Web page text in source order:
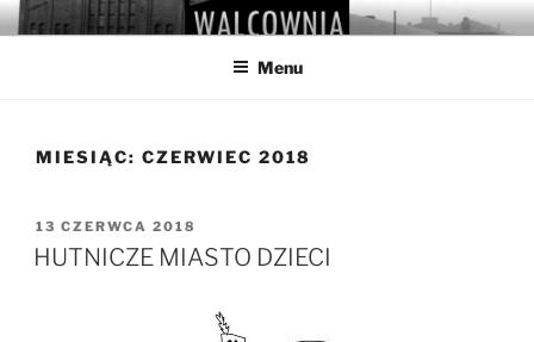
Przejdź
do
WALCOWNIA
Muzeum Hutnictwa Cynku
Menu
MIESIĄC: CZERWIEC 2018
OPUBLIKOWANE
W
13 CZERWCA 2018
HUTNICZE MIASTO DZIECI